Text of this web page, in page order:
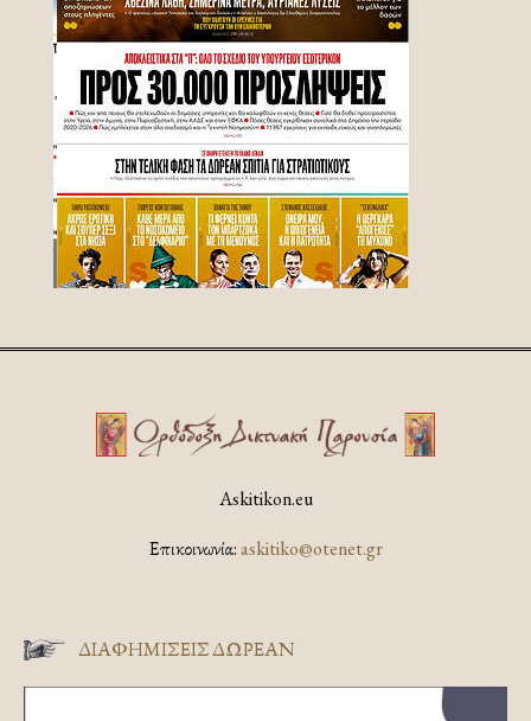
Askitikon.eu
Επικοινωνία:askitiko@otenet.gr
ΔΙΑΦΗΜΊΣΕΙΣ ΔΩΡΕΆΝ